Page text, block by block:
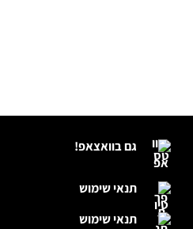
גם בוואצאפ!
תנאי שימוש
תנאי שימוש